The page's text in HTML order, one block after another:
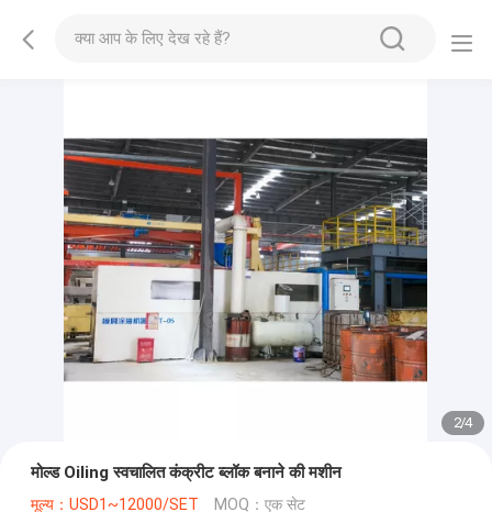
2/4
मोल्ड Oiling स्वचालित कंक्रीट ब्लॉक बनाने की मशीन
मूल्य：USD1~12000/SET MOQ：एक सेट